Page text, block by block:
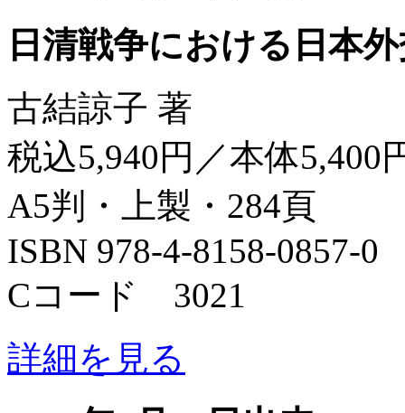
日清戦争における日本
古結諒子 著
税込5,940円／本体5,400
A5判・上製・284頁
ISBN 978-4-8158-0857-0
Cコード 3021
詳細を見る